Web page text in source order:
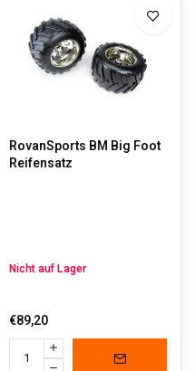
RovanSports BM Big Foot
Reifensatz
Nicht auf Lager
€89,20